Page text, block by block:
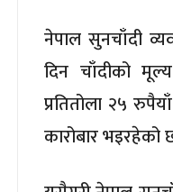
नेपाल सुनचाँदी
दिन चाँदीको
प्रतितोला २५
कारोबार भइरहेको